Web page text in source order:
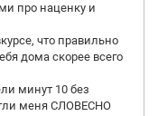
про наценку и
что правильно
дома скорее всего
минут 10 без
меня СЛОВЕСНО